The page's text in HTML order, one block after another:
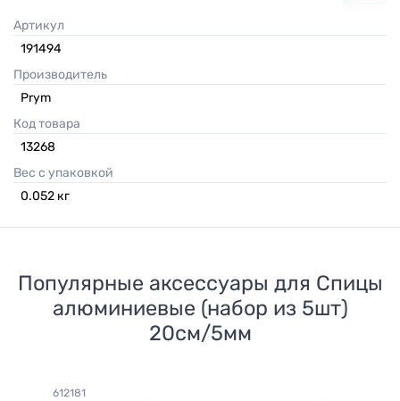
Артикул
191494
Производитель
Prym
Код товара
13268
Вес с упаковкой
0.052 кг
Популярные аксессуары для Спицы
алюминиевые (набор из 5шт)
20см/5мм
612181